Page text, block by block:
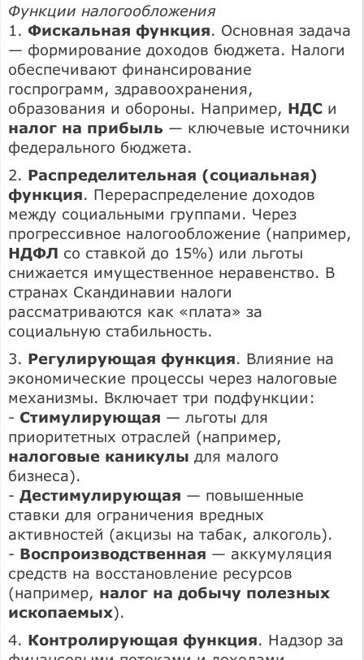
Функции налогообложения
1. Фискальная функция. Основная задача
— формирование доходов бюджета. Налоги
обеспечивают финансирование
госпрограмм, здравоохранения,
образования и обороны. Например, НДС и
налог на прибыль — ключевые источники
федерального бюджета.
2. Распределительная (социальная)
функция. Перераспределение доходов
между социальными группами. Через
прогрессивное налогообложение (например,
НДФЛ со ставкой до 15%) или льготы
снижается имущественное неравенство. В
странах Скандинавии налоги
рассматриваются как «плата» за
социальную стабильность.
3. Регулирующая функция. Влияние на
экономические процессы через налоговые
механизмы. Включает три подфункции:
- Стимулирующая — льготы для
приоритетных отраслей (например,
налоговые каникулы для малого
бизнеса).
- Дестимулирующая — повышенные
ставки для ограничения вредных
активностей (акцизы на табак, алкоголь).
- Воспроизводственная — аккумуляция
средств на восстановление ресурсов
(например, налог на добычу полезных
ископаемых).
4. Контролирующая функция. Надзор за